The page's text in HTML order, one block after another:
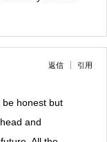
返信 引用
be honest but
and